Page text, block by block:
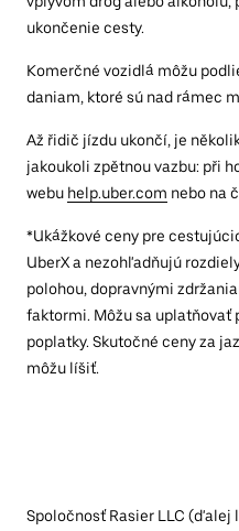
ukončenie cesty.
Komerčné vozidlá môžu
daniam, ktoré sú nad rámec
Až řidič jízdu ukončí, je
jakoukoli zpětnou vazbu: při
webu help.uber.com nebo na
*Ukážkové ceny pre
UberX a nezohľadňujú
polohou, dopravnými
faktormi. Môžu sa uplatňovať
poplatky. Skutočné ceny za
môžu líšiť.
Spoločnosť Rasier LLC (ďalej